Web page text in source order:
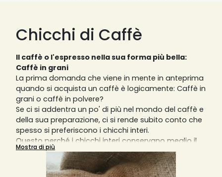
Chicchi di Caffè
Il caffè o l'espresso nella sua forma più bella:
Caffè in grani
La prima domanda che viene in mente in anteprima
quando si acquista un caffè è logicamente: Caffè in
grani o caffè in polvere?
Se ci si addentra un po' di più nel mondo del caffè e
della sua preparazione, ci si rende subito conto che
spesso si preferiscono i chicchi interi.
Questo perché i chicchi interi conservano meglio il
sapore e l'aroma rispetto ai chicchi già macinati.
Pertanto, i chicchi di caffè sono un must per ogni
Mostra di più